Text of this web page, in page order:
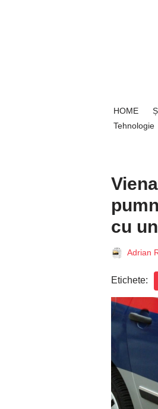
HOME
Tehnologie
cu
Adrian
Etichete: